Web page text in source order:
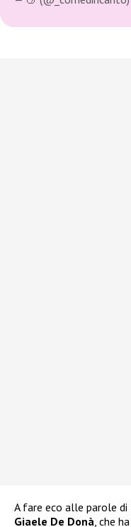
A fare eco alle parole di
Giaele De Donà, che